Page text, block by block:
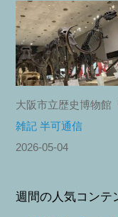
大阪市立歴史博物館
雑記 半可通信
2026-05-04
週間の人気コンテ